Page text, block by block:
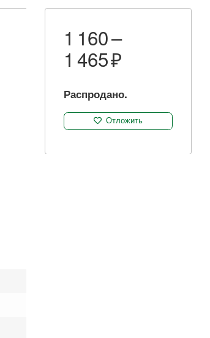
1 160 –
1 465
Распродано.
Отложить